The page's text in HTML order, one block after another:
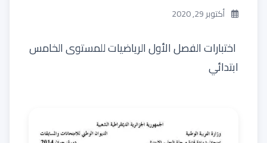
أكتوبر 29, 2020
اختبارات الفصل الأول الرياضيات للمستوى الخامس
ابتدائي